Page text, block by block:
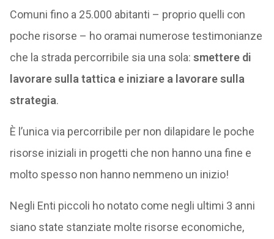
Comuni fino a 25.000 abitanti – proprio quelli con
poche risorse – ho oramai numerose testimonianze
che la strada percorribile sia una sola: smettere di
lavorare sulla tattica e iniziare a lavorare sulla
strategia.
È l’unica via percorribile per non dilapidare le poche
risorse iniziali in progetti che non hanno una fine e
molto spesso non hanno nemmeno un inizio!
Negli Enti piccoli ho notato come negli ultimi 3 anni
siano state stanziate molte risorse economiche,